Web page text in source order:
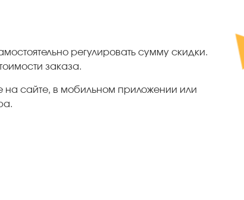
регулировать сумму скидки.
заказа.
сайте, в мобильном приложении или